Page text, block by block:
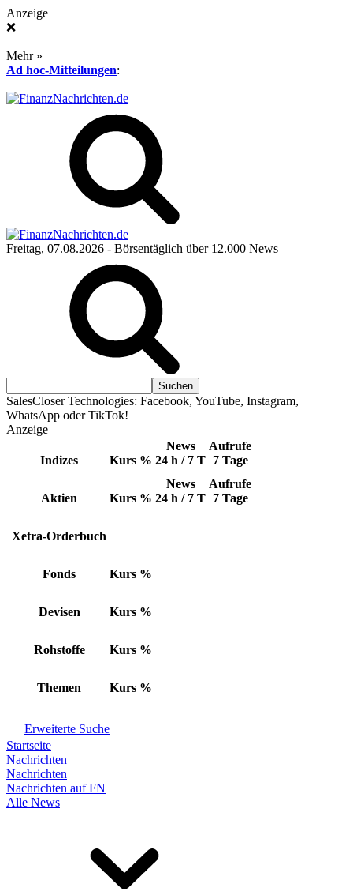
Anzeige
❌
Mehr »
Ad hoc-Mitteilungen:
Freitag, 07.08.2026 - Börsentäglich über 12.000 News
SalesCloser Technologies: Facebook, YouTube, Instagram,
WhatsApp oder TikTok!
Anzeige
Indizes Kurs %
News
24 h / 7 T
Aufrufe
7 Tage
Aktien Kurs %
News
24 h / 7 T
Aufrufe
7 Tage
Xetra-Orderbuch
Fonds Kurs %
Devisen Kurs %
Rohstoffe Kurs %
Themen Kurs %
Erweiterte Suche
Startseite
Nachrichten
Nachrichten
Nachrichten auf FN
Alle News